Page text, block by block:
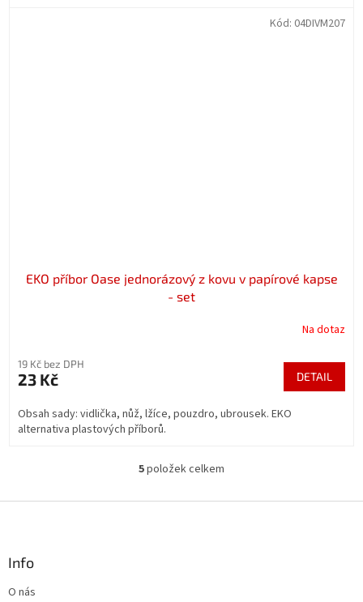
EKO příbor Oase jednorázový z kovu v papírové kapse
- set
Na dotaz
19 Kč bez DPH
23 Kč DETAIL
Obsah sady: vidlička, nůž, lžíce, pouzdro, ubrousek. EKO
alternativa plastových příborů.
Kód: 04DIVM207
O
l
5položek celkem
Info
O nás